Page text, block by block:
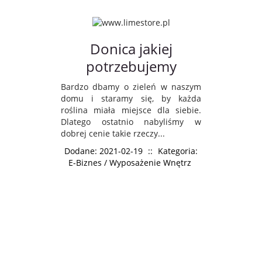
Donica jakiej
potrzebujemy
Bardzo dbamy o zieleń w naszym
domu i staramy się, by każda
roślina miała miejsce dla siebie.
Dlatego ostatnio nabyliśmy w
dobrej cenie takie rzeczy...
Dodane: 2021-02-19 :: Kategoria:
E-Biznes / Wyposażenie Wnętrz